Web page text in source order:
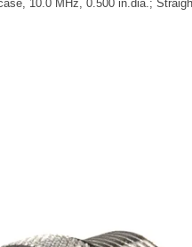
10.0 MHz, 0.500 in.dia.;